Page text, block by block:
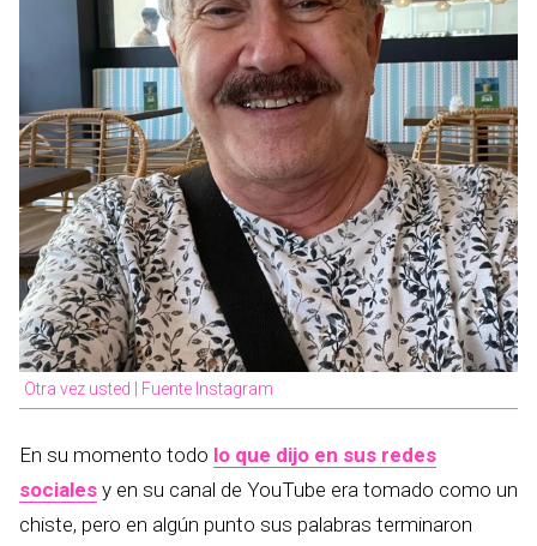
Otra vez usted | Fuente Instagram
En su momento todo lo que dijo en sus redes
sociales y en su canal de YouTube era tomado como un
chiste, pero en algún punto sus palabras terminaron